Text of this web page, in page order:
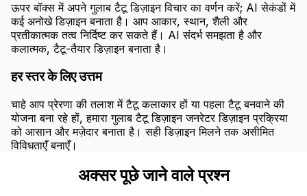
ऊपर बॉक्स में अपने गुलाब टैटू डिज़ाइन विचार का वर्णन करें; AI सेकंडों में
कई अनोखे डिज़ाइन बनाता है। आप आकार, स्थान, शैली और
प्रतीकात्मक तत्व निर्दिष्ट कर सकते हैं। AI संदर्भ समझता है और
कलात्मक, टैटू-तैयार डिज़ाइन बनाता है।
हर स्तर के लिए उत्तम
चाहे आप प्रेरणा की तलाश में टैटू कलाकार हों या पहला टैटू बनवाने की
योजना बना रहे हों, हमारा गुलाब टैटू डिज़ाइन जनरेटर डिज़ाइन प्रक्रिया
को आसान और मज़ेदार बनाता है। सही डिज़ाइन मिलने तक असीमित
विविधताएँ बनाएँ।
अक्सर पूछे जाने वाले प्रश्न